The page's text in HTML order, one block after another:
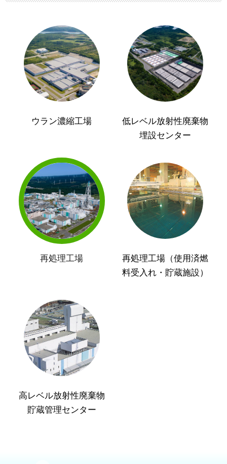
ウラン濃縮工場
低レベル放射性廃棄物
埋設センター
再処理工場
再処理工場（使用済燃
料受入れ・貯蔵施設）
高レベル放射性廃棄物
貯蔵管理センター